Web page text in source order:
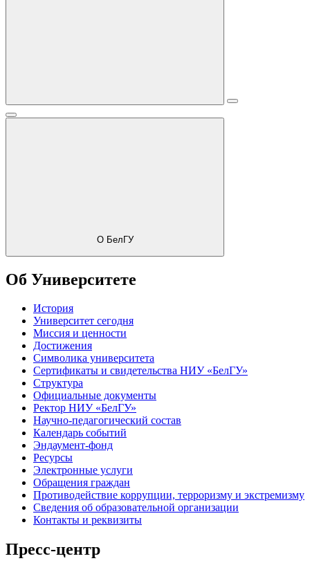
О БелГУ
Об Университете
История
Университет сегодня
Миссия и ценности
Достижения
Символика университета
Сертификаты и свидетельства НИУ «БелГУ»
Структура
Официальные документы
Ректор НИУ «БелГУ»
Научно-педагогический состав
Календарь событий
Эндаумент-фонд
Ресурсы
Электронные услуги
Обращения граждан
Противодействие коррупции, терроризму и экстремизму
Сведения об образовательной организации
Контакты и реквизиты
Пресс-центр